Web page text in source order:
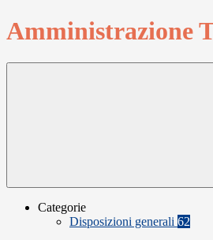
Amministrazione
Categorie
Disposizioni generali 62